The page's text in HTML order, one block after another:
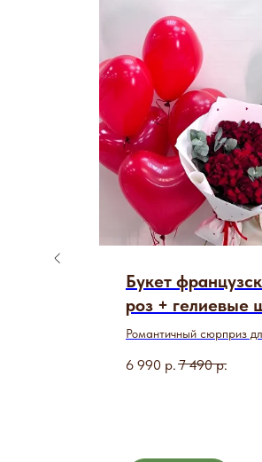
Букет
роз + гелиевые
Романтичный сюрприз
6 990 р. 7 490 р.